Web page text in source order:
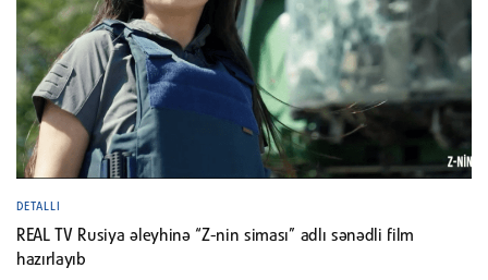
DETALLI
REAL TV Rusiya əleyhinə “Z-nin siması” adlı sənədli film
hazırlayıb